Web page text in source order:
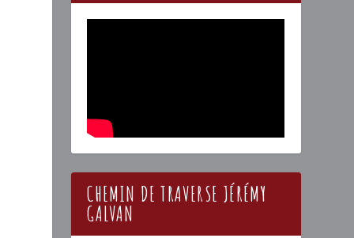
CHEMIN DE TRAVERSE JÉRÉMY
GALVAN